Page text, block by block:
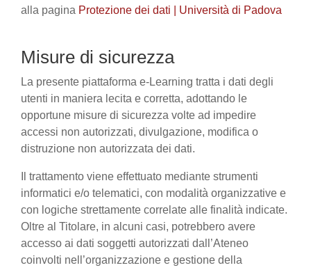
alla pagina Protezione dei dati | Università di Padova
Misure di sicurezza
La presente piattaforma e-Learning tratta i dati degli
utenti in maniera lecita e corretta, adottando le
opportune misure di sicurezza volte ad impedire
accessi non autorizzati, divulgazione, modifica o
distruzione non autorizzata dei dati.
Il trattamento viene effettuato mediante strumenti
informatici e/o telematici, con modalità organizzative e
con logiche strettamente correlate alle finalità indicate.
Oltre al Titolare, in alcuni casi, potrebbero avere
accesso ai dati soggetti autorizzati dall’Ateneo
coinvolti nell’organizzazione e gestione della